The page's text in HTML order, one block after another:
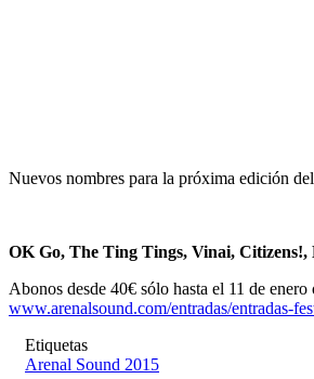
Nuevos nombres para la próxima edición
OK Go, The Ting Tings, Vinai,
Abonos desde 40€ sólo hasta el 11 de
www.arenalsound.com/entradas/entradas-
Etiquetas
Arenal Sound 2015